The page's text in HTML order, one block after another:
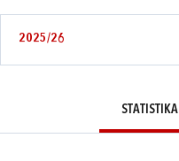
2025/26
STATISTIKA